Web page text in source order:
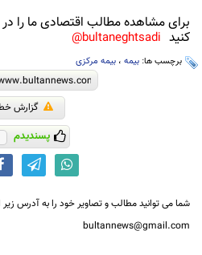
برای مشاهده مطالب اقتصادی ما را در
کنید bultaneghtsadi@
برچسب ها: بیمه ، بیمه مرکزی
گزارش
پسندیدم
شما می توانید مطالب و تصاویر خود را به آدرس زیر
bultannews@gmail.com